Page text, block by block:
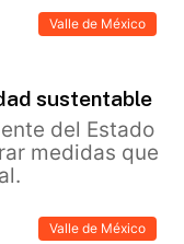
Valle de México
sustentable
del Estado
medidas que
Valle de México